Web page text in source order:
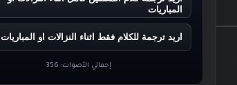
المباريات
اريد ترجمة للكلام فقط اثناء النزالات او المباريات
إجمالي الأصوات: 356